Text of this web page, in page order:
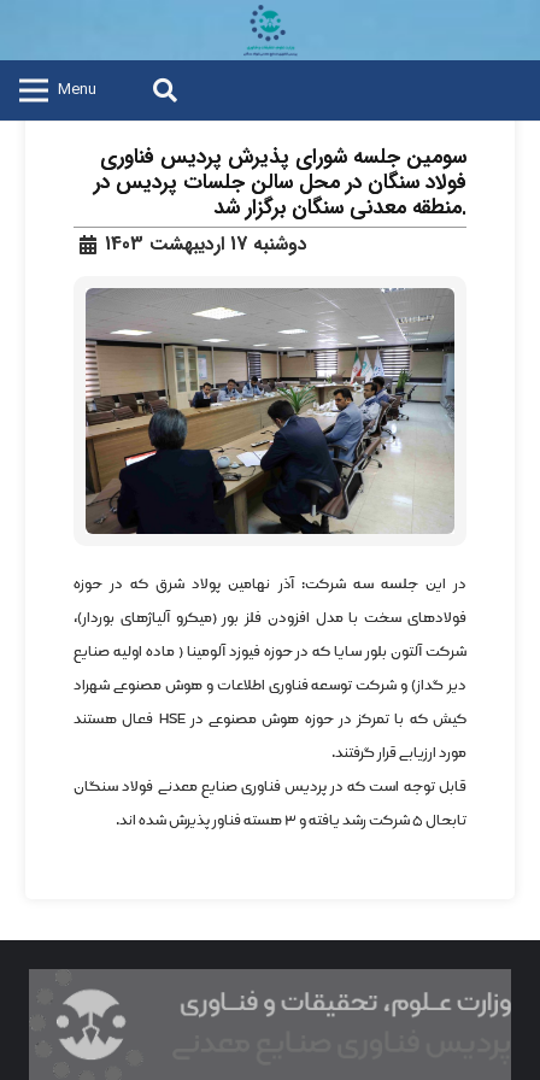
Menu
سومین جلسه شورای پذیرش پردیس فناوری
فولاد سنگان در محل سالن جلسات پردیس در
منطقه معدنی سنگان برگزار شد.
دوشنبه 17 اردیبهشت 1403
در این جلسه سه شرکت: آذر نهامین پولاد شرق که در حوزه
فولادهای سخت با مدل افزودن فلز بور (میکرو آلیاژهای بوردار)،
شرکت آلتون بلور سایا که در حوزه فیوزد آلومینا ( ماده اولیه صنایع
دیر گداز) و شرکت توسعه فناوری اطلاعات و هوش مصنوعی شهراد
کیش که با تمرکز در حوزه هوش مصنوعی در HSE فعال هستند
مورد ارزیابی قرار گرفتند.
قابل توجه است که در پردیس فناوری صنایع معدنی فولاد سنگان
تابحال ۵ شرکت رشد یافته و ۳ هسته فناور پذیرش شده اند.